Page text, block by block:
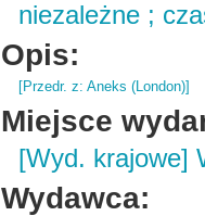
niezależne ;
Opis:
[Przedr. z: Aneks (London)]
Miejsce
[Wyd. krajowe]
Wydawca: